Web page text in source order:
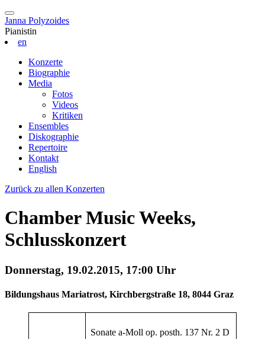
Janna Polyzoides
Pianistin
en
Konzerte
Biographie
Media
Fotos
Videos
Kritiken
Ensembles
Diskographie
Repertoire
Kontakt
English
Zurück zu allen Konzerten
Chamber Music Weeks,
Schlusskonzert
Donnerstag, 19.02.2015, 17:00 Uhr
Bildungshaus Mariatrost, Kirchbergstraße 18, 8044 Graz
Sonate a-Moll op. posth. 137 Nr. 2 D